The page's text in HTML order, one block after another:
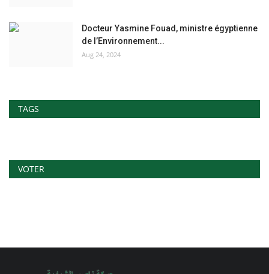
Docteur Yasmine Fouad, ministre égyptienne
de l’Environnement...
Aug 24, 2024
TAGS
VOTER